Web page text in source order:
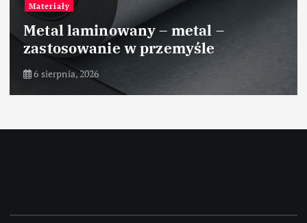
Materiały
Metal laminowany – metal –
zastosowanie w przemyśle
6 sierpnia, 2026